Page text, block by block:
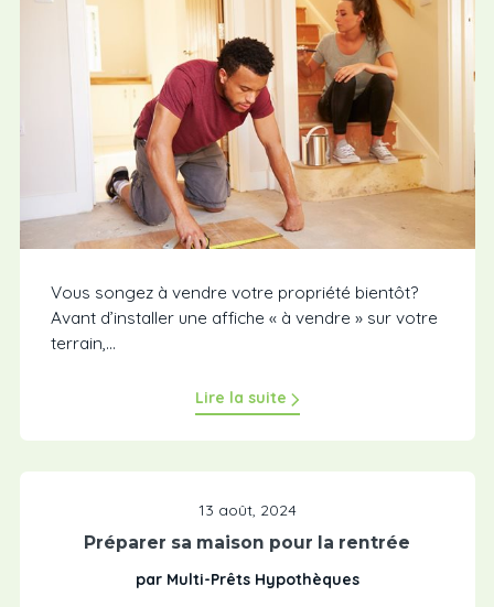
Vous songez à vendre votre propriété bientôt?
Avant d’installer une affiche « à vendre » sur votre
terrain,...
Lire la suite
13 août, 2024
Préparer sa maison pour la rentrée
par Multi-Prêts Hypothèques